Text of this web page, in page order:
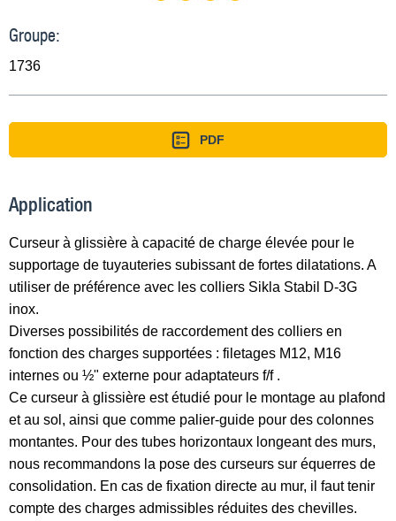
Groupe:
1736
PDF
Application
Curseur à glissière à capacité de charge élevée pour le
supportage de tuyauteries subissant de fortes dilatations. A
utiliser de préférence avec les colliers Sikla Stabil D-3G
inox.
Diverses possibilités de raccordement des colliers en
fonction des charges supportées : filetages M12, M16
internes ou ½" externe pour adaptateurs f/f .
Ce curseur à glissière est étudié pour le montage au plafond
et au sol, ainsi que comme palier-guide pour des colonnes
montantes. Pour des tubes horizontaux longeant des murs,
nous recommandons la pose des curseurs sur équerres de
consolidation. En cas de fixation directe au mur, il faut tenir
compte des charges admissibles réduites des chevilles.